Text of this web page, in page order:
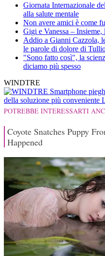
Giornata Internazionale
alla salute mentale
Non avere amici è come
Gigi e Vanessa –
Addio a Gianni Cazzola,
le parole di dolore di
"Sono fatto così", la
diciamo più spesso
WINDTRE
Smartphone
della soluzione più conveniente